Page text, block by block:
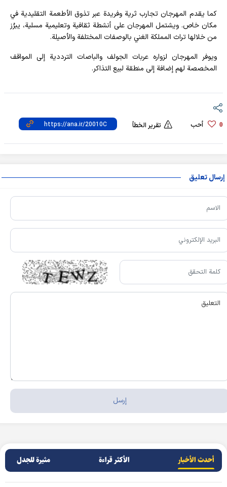
كما يقدم المهرجان تجارب ثرية وفريدة عبر تذوق الأطعمة التقليدية في
مكان خاص. ويشتمل المهرجان على أنشطة ثقافية وتعليمية مسلية، يبرُز
من خلالها تراث المملكة الغني بالوصفات المختلفة والأصيلة.
ويوفر المهرجان لزواره عربات الجولف والباصات الترددية إلى المواقف
المخصصة لهم إضافة إلى منطقة لبيع التذاكر.
0 أحب تقرير الخطأ
إرسال تعليق
أحدث الأخبار الأکثر قراءة مثيرة للجدل